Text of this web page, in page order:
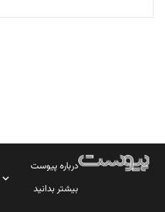
تحریریه
درباره پیوست
بیشتر بدانید